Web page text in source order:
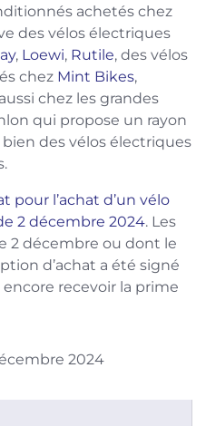
achetés chez
des vélos électriques
, Loewi, Rutile, des vélos
chez Mint Bikes,
chez les grandes
qui propose un rayon
bien des vélos électriques
pour l’achat d’un vélo
2 décembre 2024. Les
2 décembre ou dont le
d’achat a été signé
recevoir la prime
2024